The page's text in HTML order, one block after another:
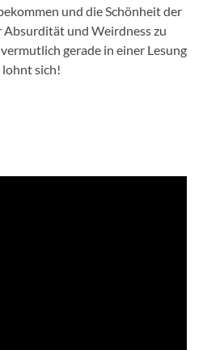
und die Schönheit der
Absurdität und Weirdness zu
gerade in einer Lesung
lohnt sich!